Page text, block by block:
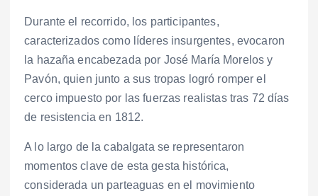
Durante el recorrido, los participantes,
caracterizados como líderes insurgentes, evocaron
la hazaña encabezada por José María Morelos y
Pavón, quien junto a sus tropas logró romper el
cerco impuesto por las fuerzas realistas tras 72 días
de resistencia en 1812.
A lo largo de la cabalgata se representaron
momentos clave de esta gesta histórica,
considerada un parteaguas en el movimiento